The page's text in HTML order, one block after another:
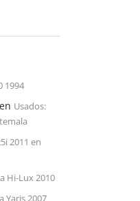
1994
en Usados:
2011 en
Hi-Lux 2010
Yaris 2007